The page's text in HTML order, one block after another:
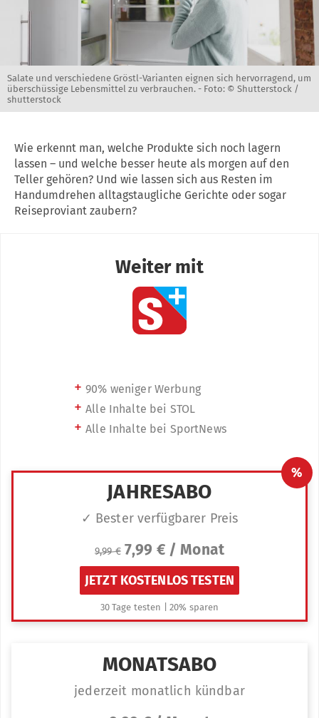
Salate und verschiedene Gröstl-Varianten eignen sich hervorragend, um
überschüssige Lebensmittel zu verbrauchen. - Foto: © Shutterstock /
shutterstock
Wie erkennt man, welche Produkte sich noch lagern
lassen – und welche besser heute als morgen auf den
Teller gehören? Und wie lassen sich aus Resten im
Handumdrehen alltagstaugliche Gerichte oder sogar
Reiseproviant zaubern?